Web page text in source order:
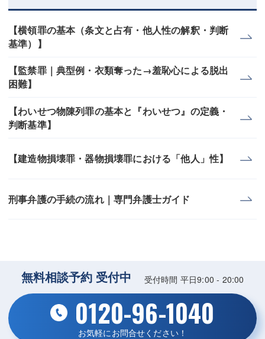
【横領罪の基本（条文と占有・他人性の解釈・判断
基準）】
【監禁罪｜典型例・衣類奪った→羞恥心による脱出
困難】
【わいせつ物陳列罪の基本と『わいせつ』の定義・
判断基準】
【建造物損壊罪・器物損壊罪における「他人」性】
刑事弁護の手続の流れ｜専門弁護士ガイド
無料相談予約 受付中 受付時間 平日9:00 - 20:00
0120-96-1040
お気軽にお問合せください！